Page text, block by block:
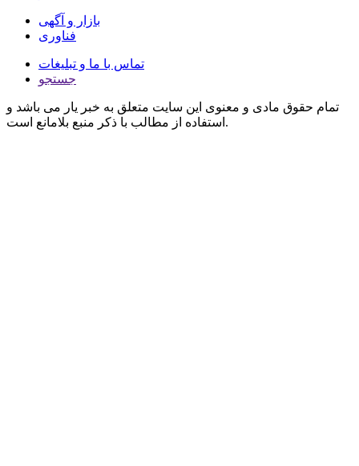
بازار و آگهی
فناوری
تماس با ما و تبلیغات
جستجو
تمام حقوق مادی و معنوی این سایت متعلق به خبر یار می باشد و
استفاده از مطالب با ذکر منبع بلامانع است.